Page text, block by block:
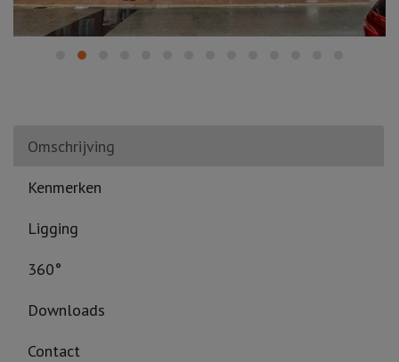
Omschrijving
Kenmerken
Ligging
360°
Downloads
Contact